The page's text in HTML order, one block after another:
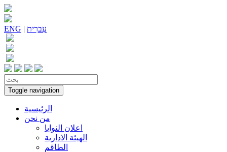
ENG | עִברִית
Toggle navigation
الرئيسية
من نحن
اعلان النوايا
الهيئة الادارية
الطاقم